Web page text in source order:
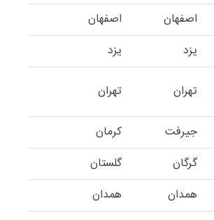
اصفهان
اصفهان
یزد یزد
تهران تهران
جیرفت
کرمان
گرگان
گلستان
همدان همدان